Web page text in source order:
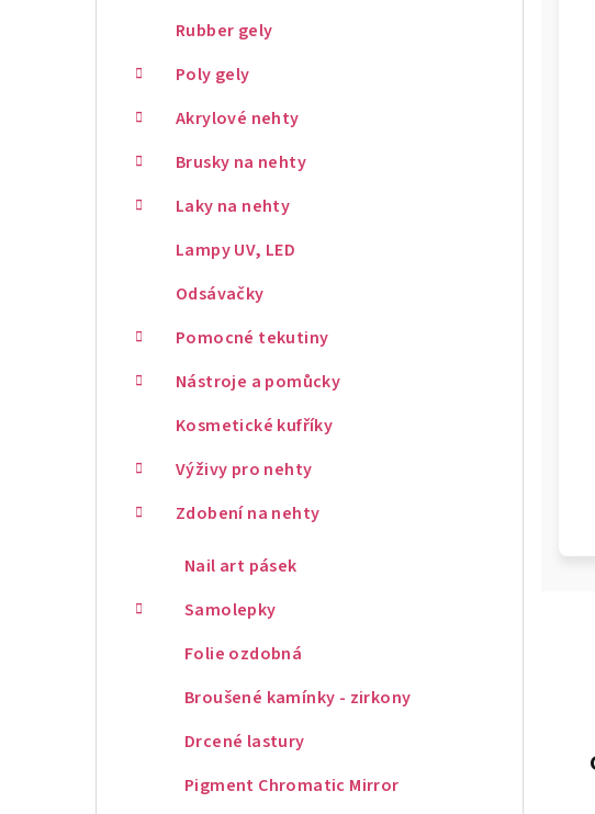
Rubber gely
Poly gely
Akrylové nehty
Brusky na nehty
Laky na nehty
Lampy UV, LED
Odsávačky
Pomocné tekutiny
Nástroje a pomůcky
Kosmetické kufříky
Výživy pro nehty
Zdobení na nehty
Nail art pásek
Samolepky
Folie ozdobná
Broušené kamínky - zirkony
Drcené lastury
Pigment Chromatic Mirror